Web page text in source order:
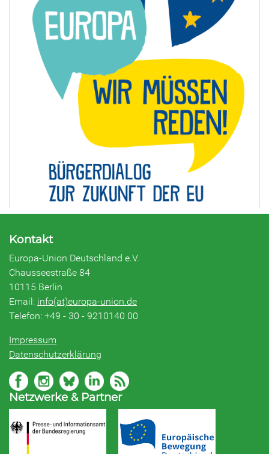
Kontakt
Europa-Union Deutschland e.V.
Chausseestraße 84
10115 Berlin
Email: info(at)europa-union.de
Telefon: +49 - 30 - 9210140 00
Impressum
Datenschutzerklärung
Netzwerke & Partner